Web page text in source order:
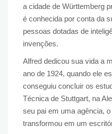
a cidade de Württemberg
é conhecida por conta da
pessoas dotadas de
invenções.
Alfred dedicou sua vida a
ano de 1924, quando ele
conseguiu concluir os
Técnica de Stuttgart, na
seu pai em uma agência,
transformou em um